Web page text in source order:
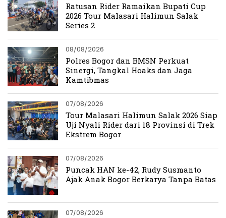
Ratusan Rider Ramaikan Bupati Cup
2026 Tour Malasari Halimun Salak
Series 2
08/08/2026
Polres Bogor dan BMSN Perkuat
Sinergi, Tangkal Hoaks dan Jaga
Kamtibmas
07/08/2026
Tour Malasari Halimun Salak 2026 Siap
Uji Nyali Rider dari 18 Provinsi di Trek
Ekstrem Bogor
07/08/2026
Puncak HAN ke-42, Rudy Susmanto
Ajak Anak Bogor Berkarya Tanpa Batas
07/08/2026